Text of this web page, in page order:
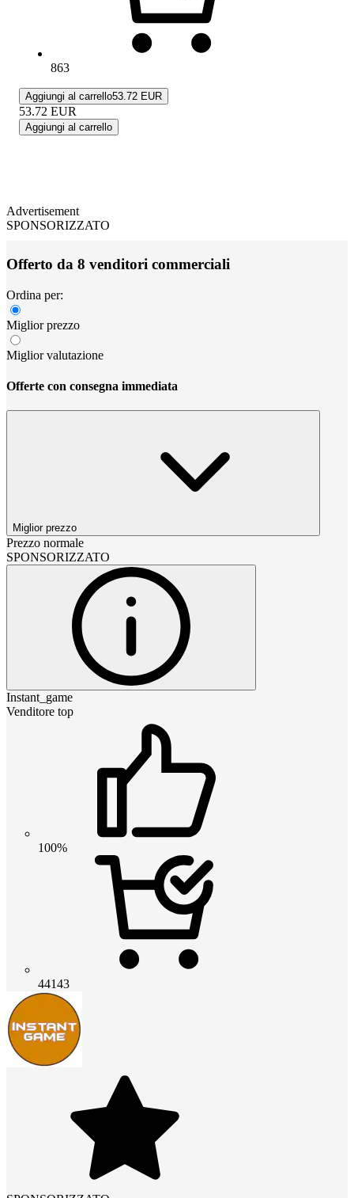
863
Aggiungi al carrello53.72 EUR
53.72 EUR
Aggiungi al carrello
Advertisement
SPONSORIZZATO
Offerto da 8 venditori commerciali
Ordina per:
Miglior prezzo
Miglior valutazione
Offerte con consegna immediata
Miglior prezzo
Prezzo normale
SPONSORIZZATO
Instant_game
Venditore top
100%
44143